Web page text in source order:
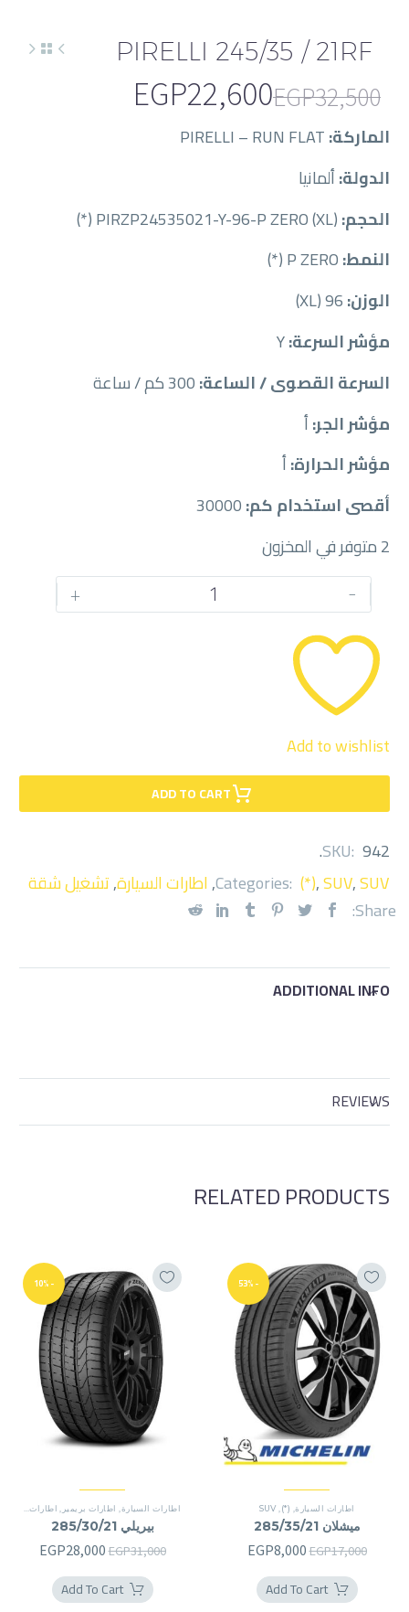
PIRELLI 245/35 / 21RF
EGP32,500
السعر
الأصلي
هو:
EGP32,500.
EGP22,600
السعر
الحالي
هو:
EGP22,600.
الماركة:
الدولة:ألمانيا
الحجم:
النمط:
الوزن:
مؤشر السرعة:
السرعة القصوى / الساعة:
مؤشر الجر:أ
مؤشر الحرارة:أ
أقصى استخدام كم:
2 متوفر في المخزون
-
كمية
PIRELLI
245/35
/
21RF
+
ADD TO CART
Add to wishlist
SKU: 942
.
Categories: (*),SUV,SUV
,اطارات السيارة,تشغيل شقة
Share:
ADDITIONAL INFO
REVIEWS
RELATED PRODUCTS
-53%
اطارات السيارة,
(*)
,
SUV
ميشلان 285/35/21
EGP17,000
السعر
الأصلي
هو:
EGP8,000
Add To Cart
-10%
اطارات السيارة, اطارات بريمير , اطارات بريمير
بيريلي 285/30/21
EGP31,000
السعر
الأصلي
هو:
EGP28,000
Add To Cart